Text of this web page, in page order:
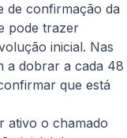
de confirmação da
pode trazer
inicial. Nas
a dobrar a cada 48
que está
ativo o chamado